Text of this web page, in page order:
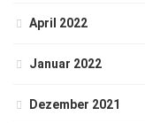
April 2022
Januar 2022
Dezember 2021